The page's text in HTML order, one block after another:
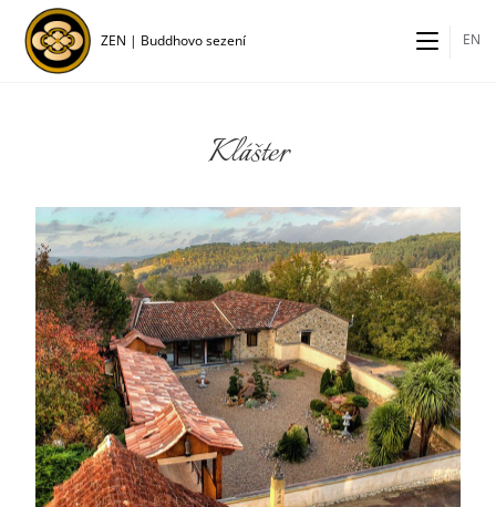
EN
ZEN | Buddhovo sezení
Klášter